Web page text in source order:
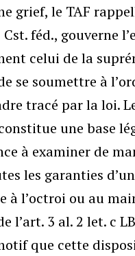
grief, le TAF
féd., gouverne
celui de la
se soumettre à
tracé par la loi.
une base
à examiner de
les garanties
à l’octroi ou au
l’art. 3 al. 2 let. c
que cette